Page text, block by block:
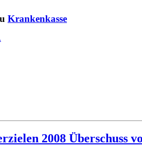
Krankenkasse
2008 Überschuss